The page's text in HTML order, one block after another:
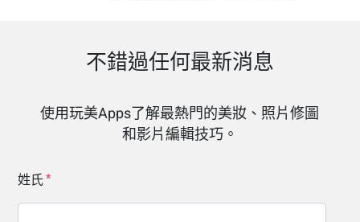
不錯過任何最新消息
使用玩美Apps了解最熱門的美妝、照片修圖
和影片編輯技巧。
姓氏